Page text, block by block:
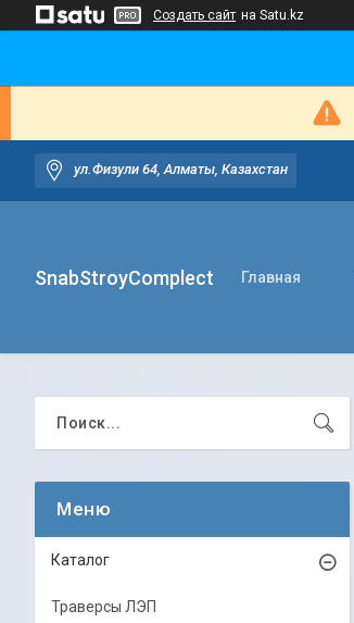
Создать сайт на Satu.kz
ул.Физули 64, Алматы, Казахстан
SnabStroyComplect Главная
Каталог
Траверсы ЛЭП